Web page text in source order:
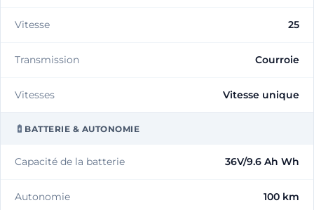
Vitesse 25
Transmission Courroie
Vitesses Vitesse unique
BATTERIE & AUTONOMIE
Capacité de la batterie 36V/9.6 Ah Wh
Autonomie 100 km